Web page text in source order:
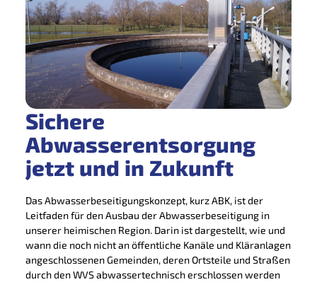
Sichere
Abwasserentsorgung
jetzt und in Zukunft
Das Abwasserbeseitigungskonzept, kurz ABK, ist der
Leitfaden für den Ausbau der Abwasserbeseitigung in
unserer heimischen Region. Darin ist dargestellt, wie und
wann die noch nicht an öffentliche Kanäle und Kläranlagen
angeschlossenen Gemeinden, deren Ortsteile und Straßen
durch den WVS abwassertechnisch erschlossen werden